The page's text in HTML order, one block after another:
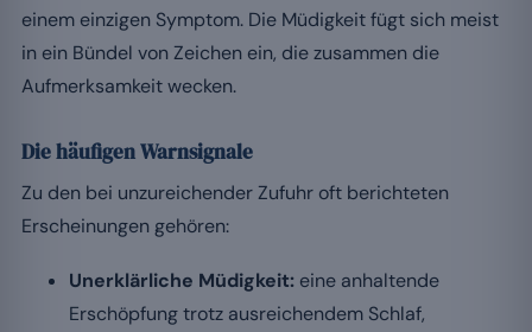
einem einzigen Symptom. Die Müdigkeit fügt sich meist
in ein Bündel von Zeichen ein, die zusammen die
Aufmerksamkeit wecken.
Die häufigen Warnsignale
Zu den bei unzureichender Zufuhr oft berichteten
Erscheinungen gehören:
Unerklärliche Müdigkeit: eine anhaltende
Erschöpfung trotz ausreichendem Schlaf,